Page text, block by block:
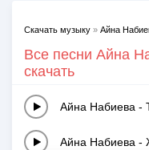
Скачать музыку » Айна
Все песни Айна
скачать
Айна Набиева -
Айна Набиева -